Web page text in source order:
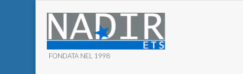
FONDATA NEL 1998